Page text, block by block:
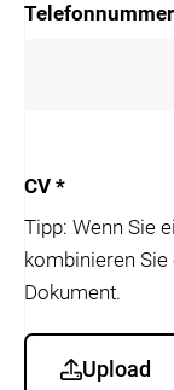
Telefonnummer
CV *
Tipp: Wenn Sie
kombinieren
Dokument.
Upload